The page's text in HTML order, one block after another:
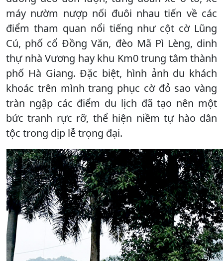
máy nườm nượp nối đuôi nhau tiến về các
điểm tham quan nổi tiếng như cột cờ Lũng
Cú, phố cổ Đồng Văn, đèo Mã Pì Lèng, dinh
thự nhà Vương hay khu Km0 trung tâm thành
phố Hà Giang. Đặc biệt, hình ảnh du khách
khoác trên mình trang phục cờ đỏ sao vàng
tràn ngập các điểm du lịch đã tạo nên một
bức tranh rực rỡ, thể hiện niềm tự hào dân
tộc trong dịp lễ trọng đại.